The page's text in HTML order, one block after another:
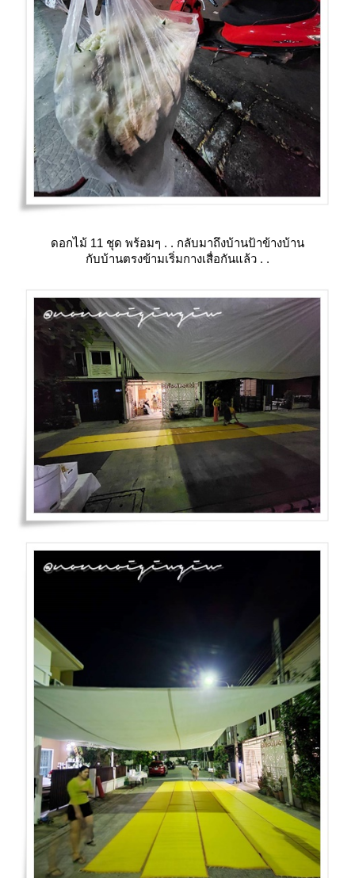
ดอกไม้ 11 ชุด พร้อมๆ . . กลับมาถึงบ้านป้าข้างบ้าน
กับบ้านตรงข้ามเริ่มกางเสื่อกันแล้ว . .